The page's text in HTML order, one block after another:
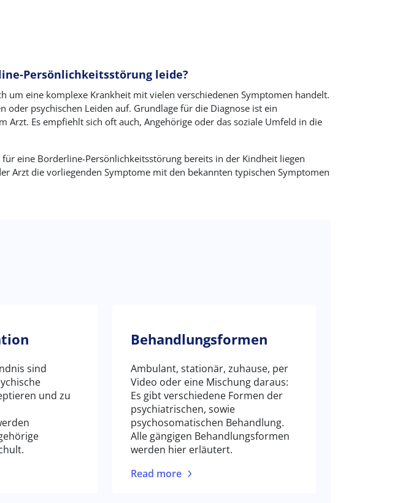
Persönlichkeitsstörung leide?
um eine komplexe Krankheit mit vielen verschiedenen Symptomen handelt.
psychischen Leiden auf. Grundlage für die Diagnose ist ein
Es empfiehlt sich oft auch, Angehörige oder das soziale Umfeld in die
eine Borderline-Persönlichkeitsstörung bereits in der Kindheit liegen
Arzt die vorliegenden Symptome mit den bekannten typischen Symptomen
sind
und zu
Behandlungsformen
Ambulant, stationär, zuhause, per
Video oder eine Mischung daraus:
Es gibt verschiedene Formen der
psychiatrischen, sowie
psychosomatischen Behandlung.
Alle gängigen Behandlungsformen
werden hier erläutert.
Read more